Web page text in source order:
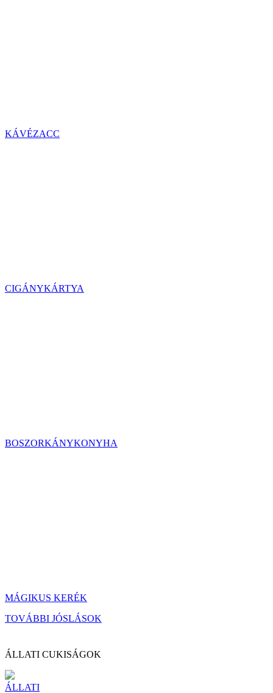
KÁVÉZACC
CIGÁNYKÁRTYA
BOSZORKÁNYKONYHA
MÁGIKUS KERÉK
TOVÁBBI JÓSLÁSOK
ÁLLATI CUKISÁGOK
ÁLLATI